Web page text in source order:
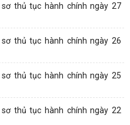
thủ tục hành chính ngày 27
thủ tục hành chính ngày 26
thủ tục hành chính ngày 25
thủ tục hành chính ngày 22